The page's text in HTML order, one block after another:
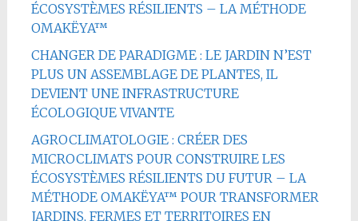
ÉCOSYSTÈMES RÉSILIENTS – LA MÉTHODE
OMAKËYA™
CHANGER DE PARADIGME : LE JARDIN N’EST
PLUS UN ASSEMBLAGE DE PLANTES, IL
DEVIENT UNE INFRASTRUCTURE
ÉCOLOGIQUE VIVANTE
AGROCLIMATOLOGIE : CRÉER DES
MICROCLIMATS POUR CONSTRUIRE LES
ÉCOSYSTÈMES RÉSILIENTS DU FUTUR – LA
MÉTHODE OMAKËYA™ POUR TRANSFORMER
JARDINS, FERMES ET TERRITOIRES EN